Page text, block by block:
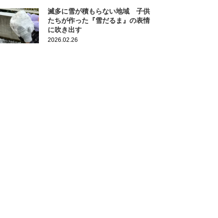
滅多に雪が積もらない地域 子供
たちが作った『雪だるま』の表情
に吹き出す
2026.02.26